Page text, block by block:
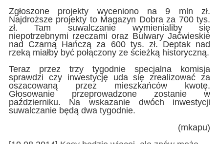
Zgłoszone projekty wyceniono na 9 mln zł.
Najdroższe projekty to Magazyn Dobra za 700 tys.
zł. Tam suwalczanie wymienialiby się
niepotrzebnymi rzeczami oraz Bulwary Jaćwieskie
nad Czarną Hańczą za 600 tys. zł. Deptak nad
rzeką miałby być połączony ze ścieżką historyczną.
Teraz przez trzy tygodnie specjalna komisja
sprawdzi czy inwestycję uda się zrealizować za
oszacowaną przez mieszkańców kwotę.
Głosowanie przeprowadzone zostanie w
październiku. Na wskazanie dwóch inwestycji
suwalczanie będą dwa tygodnie.
(mkapu)